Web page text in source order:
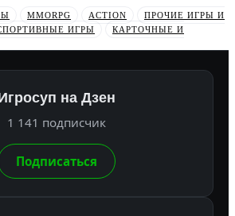
MMORPG ACTION
ПРОЧИЕ ИГРЫ И
ИГРЫ
КАРТОЧНЫЕ И
на Дзен
1 141 подписчик
Подписаться